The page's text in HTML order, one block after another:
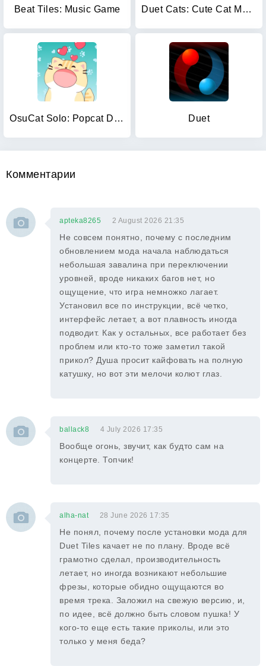
Beat Tiles: Music Game Duet Cats: Cute Cat Music
OsuCat Solo: Popcat Duet Music Duet
Комментарии
apteka8265 2 August 2026 21:35
Не совсем понятно, почему с последним
обновлением мода начала наблюдаться
небольшая завалина при переключении
уровней, вроде никаких багов нет, но
ощущение, что игра немножко лагает.
Установил все по инструкции, всё четко,
интерфейс летает, а вот плавность иногда
подводит. Как у остальных, все работает без
проблем или кто-то тоже заметил такой
прикол? Душа просит кайфовать на полную
катушку, но вот эти мелочи колют глаз.
ballack8 4 July 2026 17:35
Вообще огонь, звучит, как будто сам на
концерте. Топчик!
alha-nat 28 June 2026 17:35
Не понял, почему после установки мода для
Duet Tiles качает не по плану. Вроде всё
грамотно сделал, производительность
летает, но иногда возникают небольшие
фрезы, которые обидно ощущаются во
время трека. Заложил на свежую версию, и,
по идее, всё должно быть словом пушка! У
кого-то еще есть такие приколы, или это
только у меня беда?